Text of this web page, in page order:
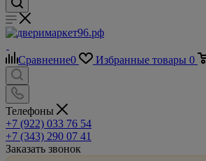
Сравнение0 Избранные товары 0
Телефоны
+7 (922) 033 76 54
+7 (343) 290 07 41
Заказать звонок